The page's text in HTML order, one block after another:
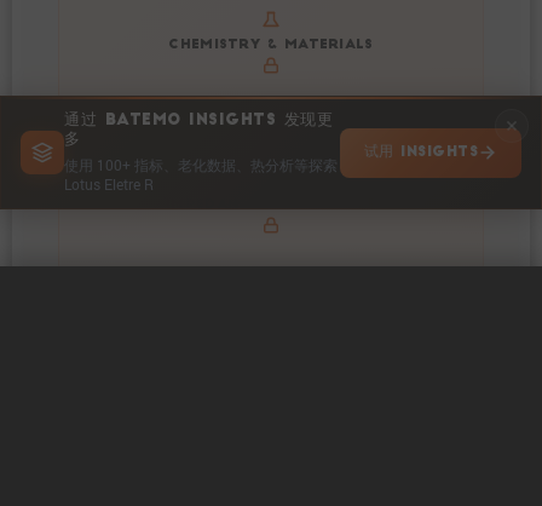
通过 BATEMO INSIGHTS 发现更
多
使用 100+ 指标、老化数据、热分析等探索
Lotus Eletre R
试用 INSIGHTS
CHEMISTRY & MATERIALS
Get to know active materials for the Lotus Eletre R
Explore impedance spectrum and DCIR (SOC, T) of
Lotus Eletre R